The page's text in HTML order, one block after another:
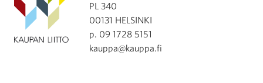
PL 340
00131 HELSINKI
p. 09 1728 5151
kauppa@kauppa.fi